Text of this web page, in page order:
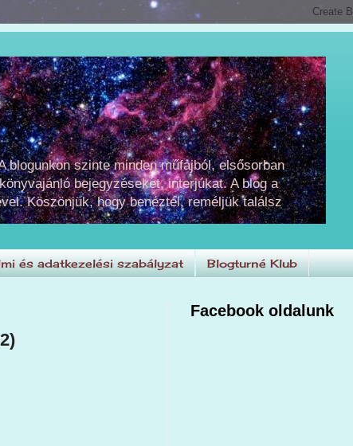
blogunkon szinte minden műfajból, elsősorban
bejegyzéseket, interjúkat. A blog a
Köszönjük, hogy benéztél, reméljük találsz
és adatkezelési szabályzat Blogturné Klub
Facebook oldalunk